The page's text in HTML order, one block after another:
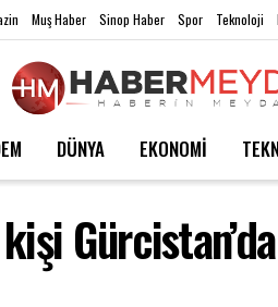
Muş Haber Sinop Haber Spor Teknoloji
DÜNYA EKONOMİ
Gürcistan’da